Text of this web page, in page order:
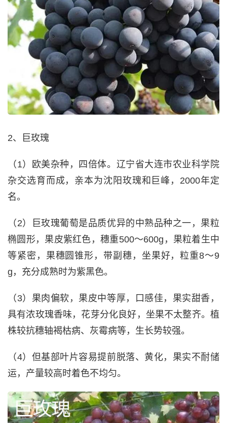
2、巨玫瑰
（1）欧美杂种，四倍体。辽宁省大连市农业科学院
杂交选育而成，亲本为沈阳玫瑰和巨峰，2000年定
名。
（2）巨玫瑰葡萄是品质优异的中熟品种之一，果粒
椭圆形，果皮紫红色，穗重500～600g，果粒着生中
等紧密，果穗圆锥形，带副穗，坐果好，粒重8～9
g，充分成熟时为紫黑色。
（3）果肉偏软，果皮中等厚，口感佳，果实甜香，
具有浓玫瑰香味，花芽分化良好，坐果不太整齐。植
株较抗穗轴褐枯病、灰霉病等，生长势较强。
（4）但基部叶片容易提前脱落、黄化，果实不耐储
运，产量较高时着色不均匀。